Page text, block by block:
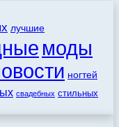
лучшие
моды
ногтей
свадебных стильных